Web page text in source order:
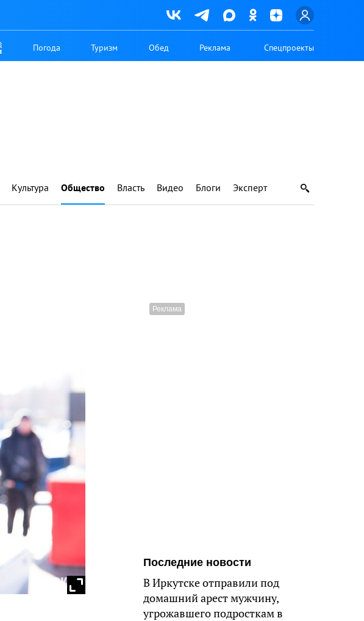
Погода Туризм Обед Реклама Спецпроекты
Культура Общество Власть Видео Блоги Эксперт
Последние новости
В Иркутске отправили под
домашний арест мужчину,
угрожавшего подросткам в